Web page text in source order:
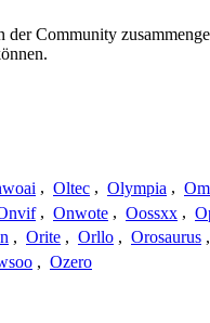
Community
, Oltec , Olympia ,
, Onwote , Oossxx ,
, Orite , Orllo , Orosaurus ,
, Ozero